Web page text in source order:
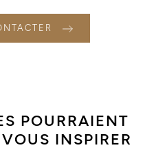
POURRAIENT
INSPIRER